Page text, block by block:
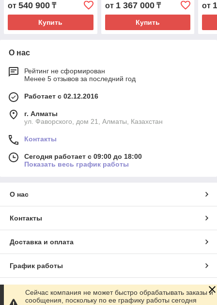
от 540 900 ₸
Купить
от 1 367 000₸
Купить
от
О нас
Рейтинг не сформирован
Менее 5 отзывов за последний год
Работает с 02.12.2016
г. Алматы
ул. Фаворского, дом 21, Алматы, Казахстан
Контакты
Сегодня работает с 09:00 до 18:00
Показать весь график работы
О нас
Контакты
Доставка и оплата
График работы
Полная версия сайта
Сейчас компания не может быстро обрабатывать заказы и
сообщения, поскольку по ее графику работы сегодня